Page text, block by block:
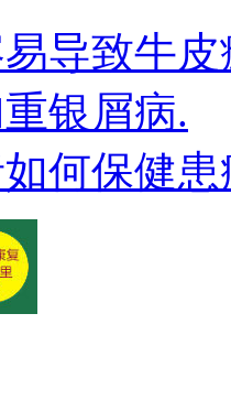
导致牛皮
银屑病.
何保健